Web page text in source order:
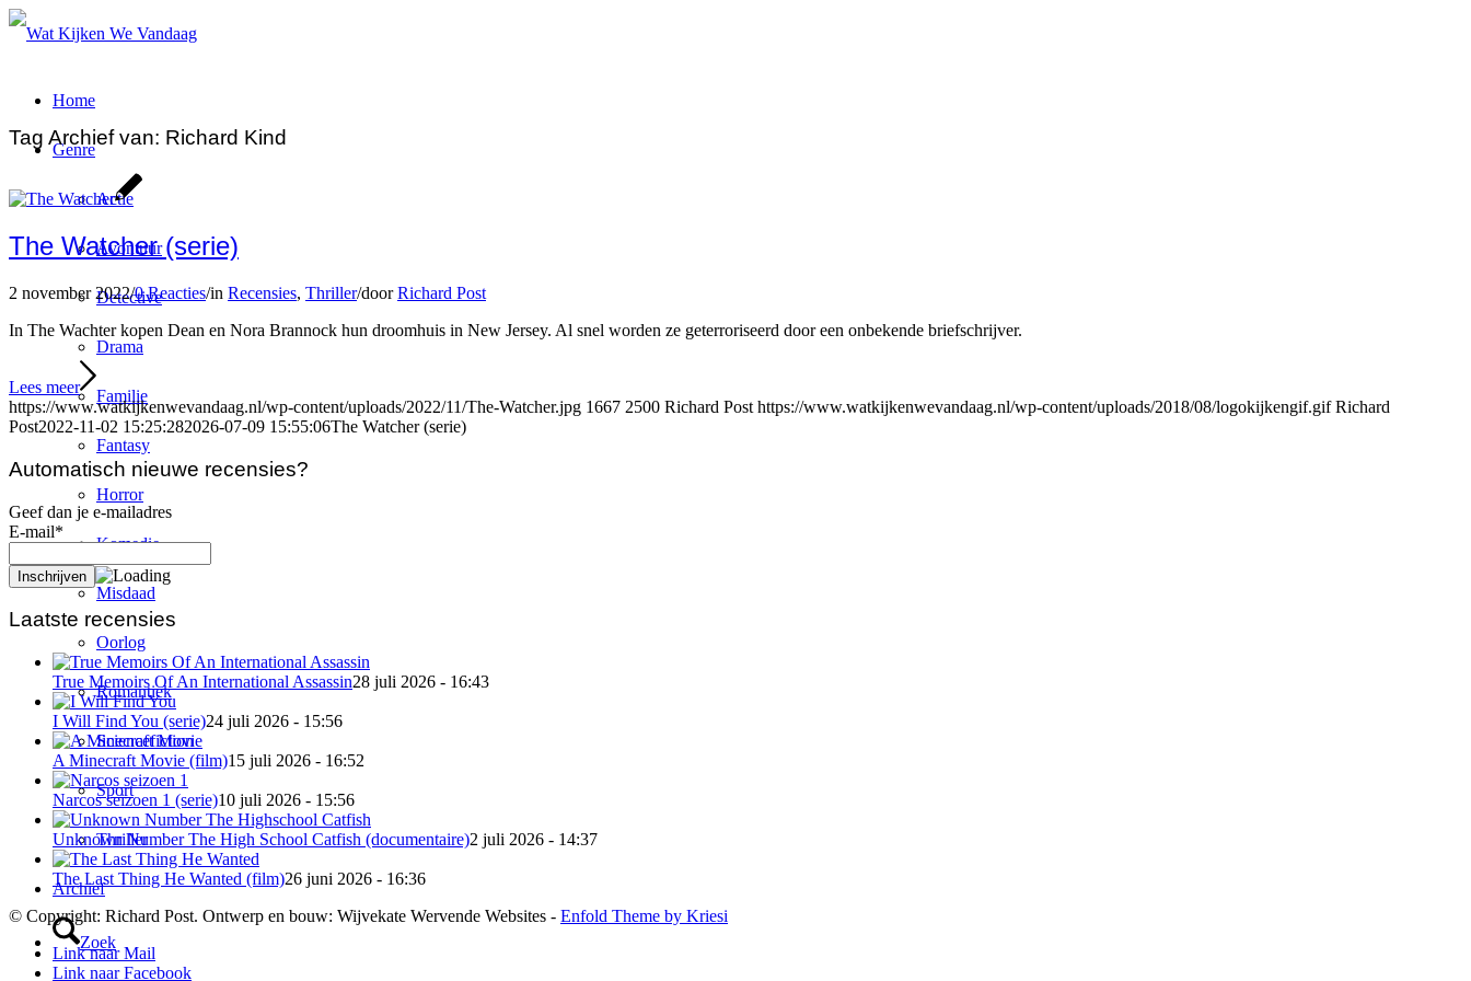
Home
Genre
Actie
Avontuur
Detective
Drama
Familie
Fantasy
Horror
Komedie
Misdaad
Oorlog
Romantiek
Sciencefiction
Sport
Thriller
Archief
Zoek
Tag Archief van: Richard Kind
The Watcher (serie)
2 november 2022/0 Reacties/in Recensies, Thriller/doorRichard Post
In The Wachter kopen Dean en Nora Brannock hun droomhuis in New Jersey. Al snel worden ze geterroriseerd door een onbekende briefschrijver.
Lees meer
https://www.watkijkenwevandaag.nl/wp-content/uploads/2022/11/The-Watcher.jpg 1667 2500 Richard Post https://www.watkijkenwevandaag.nl/wp-content/uploads/2018/08/logokijkengif.gif Richard
Post2022-11-02 15:25:282026-07-09 15:55:06The Watcher (serie)
Automatisch nieuwe recensies?
Geef dan je e-mailadres
E-mail*
Laatste recensies
True Memoirs Of An International Assassin28 juli 2026 - 16:43
I Will Find You (serie)24 juli 2026 - 15:56
A Minecraft Movie (film)15 juli 2026 - 16:52
Narcos seizoen 1 (serie)10 juli 2026 - 15:56
Unknown Number The High School Catfish (documentaire)2 juli 2026 - 14:37
The Last Thing He Wanted (film)26 juni 2026 - 16:36
© Copyright: Richard Post. Ontwerp en bouw: Wijvekate Wervende Websites - Enfold Theme by Kriesi
Link naar Mail
Link naar Facebook